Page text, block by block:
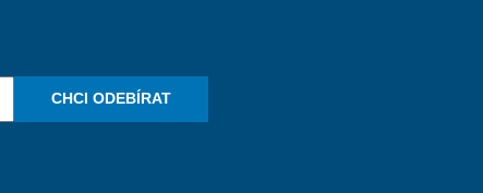
CHCI ODEBÍRAT